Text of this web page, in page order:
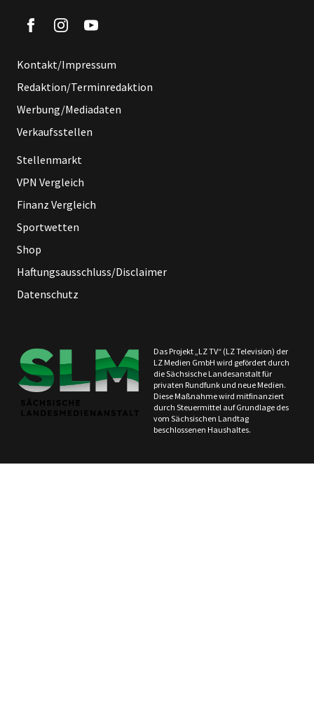
Kontakt/Impressum
Redaktion/Terminredaktion
Werbung/Mediadaten
Verkaufsstellen
Stellenmarkt
VPN Vergleich
Finanz Vergleich
Sportwetten
Shop
Haftungsausschluss/Disclaimer
Datenschutz
Das Projekt „LZ TV“ (LZ Television) der
LZ Medien GmbH wird gefördert durch
die Sächsische Landesanstalt für
privaten Rundfunk und neue Medien.
Diese Maßnahme wird mitfinanziert
durch Steuermittel auf Grundlage des
vom Sächsischen Landtag
beschlossenen Haushaltes.